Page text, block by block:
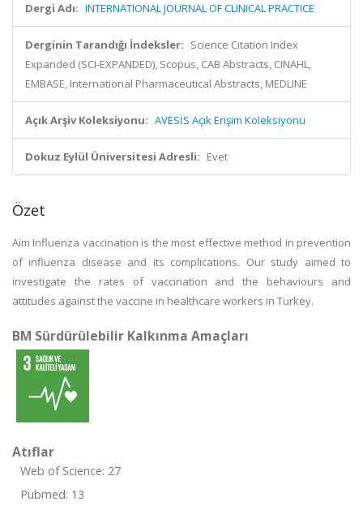
Dergi Adı: INTERNATIONAL JOURNAL OF CLINICAL PRACTICE
Derginin Tarandığı İndeksler: Science Citation Index
Expanded (SCI-EXPANDED), Scopus, CAB Abstracts, CINAHL,
EMBASE, International Pharmaceutical Abstracts, MEDLINE
Açık Arşiv Koleksiyonu: AVESİS Açık Erişim Koleksiyonu
Dokuz Eylül Üniversitesi Adresli: Evet
Özet
Aim Influenza vaccination is the most effective method in prevention
of influenza disease and its complications. Our study aimed to
investigate the rates of vaccination and the behaviours and
attitudes against the vaccine in healthcare workers in Turkey.
BM Sürdürülebilir Kalkınma Amaçları
Atıflar
Web of Science: 27
Pubmed: 13